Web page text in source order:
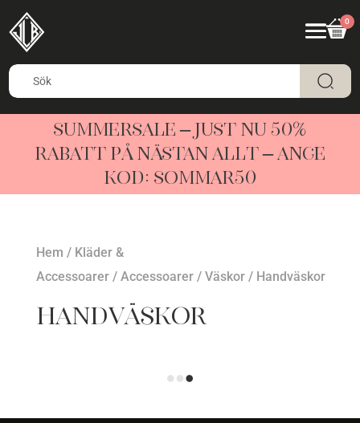
0
SUMMERSALE – JUST NU 50%
RABATT PÅ NÄSTAN ALLT – ANGE
KOD: SOMMAR50
Hem / Kläder &
Accessoarer/ Accessoarer/ Väskor/ Handväskor
Handväskor